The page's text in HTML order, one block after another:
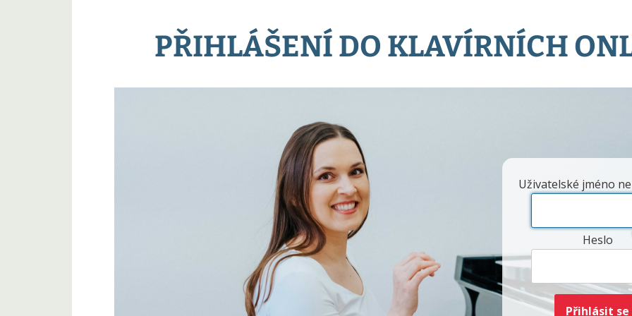
PŘIHLÁŠENÍ DO KLAVÍRNÍCH
Uživatelské jméno
Heslo